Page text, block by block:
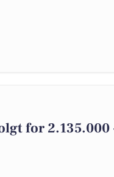
for 2.135.000